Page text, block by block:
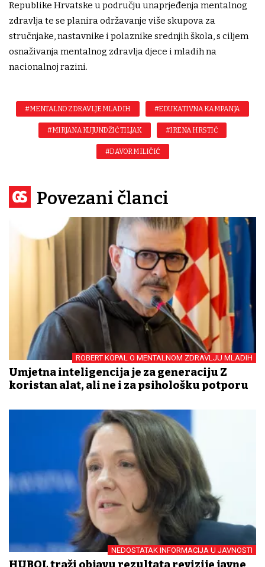
Republike Hrvatske u području unaprjeđenja mentalnog
zdravlja te se planira održavanje više skupova za
stručnjake, nastavnike i polaznike srednjih škola, s ciljem
osnaživanja mentalnog zdravlja djece i mladih na
nacionalnoj razini.
#MENTALNO ZDRAVLJE MLADIH #EDUKATIVNA KAMPANJA
#MIRJANA KUJUNDŽIĆ TILJAK #IRENA HRSTIĆ
#DAVOR MILIČIĆ
Povezani članci
ROBERT KOPAL O MENTALNOM ZDRAVLJU MLADIH
Umjetna inteligencija je za generaciju Z
koristan alat, ali ne i za psihološku potporu
NEDOSTATAK INFORMACIJA U JAVNOSTI